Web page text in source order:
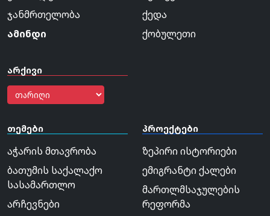
ჯანმრთელობა
ამინდი
არქივი
ქედა
ქობულეთი
თემები
აჭარის მთავრობა
ბათუმის საქალაქო
სასამართლო
არჩევნები
პროექტები
ზეპირი ისტორიები
ემიგრანტი ქალები
მართლმსაჯულების
რეფორმა